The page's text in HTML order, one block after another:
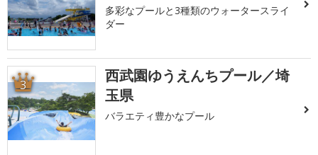
多彩なプールと3種類のウォータースライ
ダー
3
西武園ゆうえんちプール／埼
玉県
バラエティ豊かなプール